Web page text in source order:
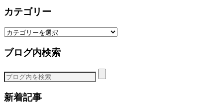
カテゴリー
カ
ゴ
ー
ブログ内検索
新着記事